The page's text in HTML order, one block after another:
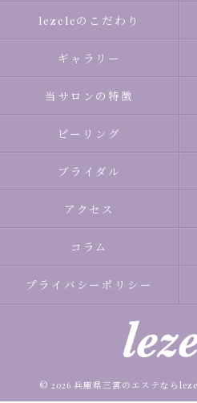
lezeleのこだわり
ギャラリー
当サロンの特徴
ピーリング
ブライダル
アクセス
コラム
プライバシーポリシー
© 2026 兵庫県三宮のエステなら